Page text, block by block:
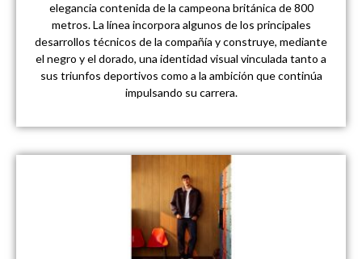
elegancia contenida de la campeona británica de 800
metros. La línea incorpora algunos de los principales
desarrollos técnicos de la compañía y construye, mediante
el negro y el dorado, una identidad visual vinculada tanto a
sus triunfos deportivos como a la ambición que continúa
impulsando su carrera.